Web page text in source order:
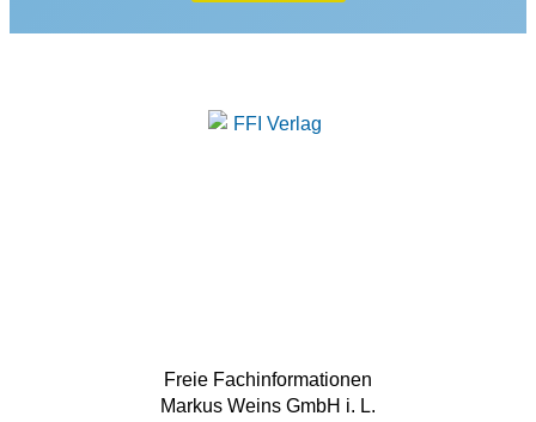
Freie Fachinformationen
Markus Weins GmbH i. L.